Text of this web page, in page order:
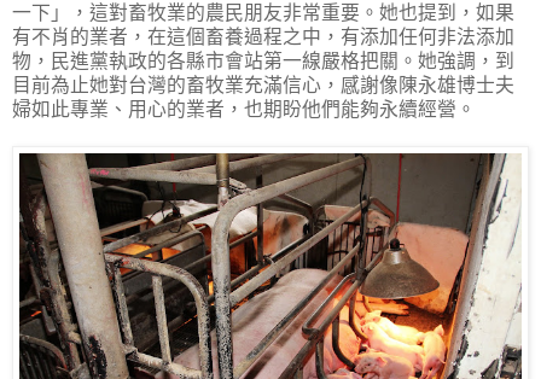
一下」，這對畜牧業的農民朋友非常重要。她也提到，如果
有不肖的業者，在這個畜養過程之中，有添加任何非法添加
物，民進黨執政的各縣市會站第一線嚴格把關。她強調，到
目前為止她對台灣的畜牧業充滿信心，感謝像陳永雄博士夫
婦如此專業、用心的業者，也期盼他們能夠永續經營。